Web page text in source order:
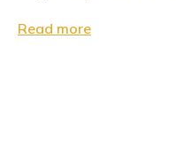
Read more